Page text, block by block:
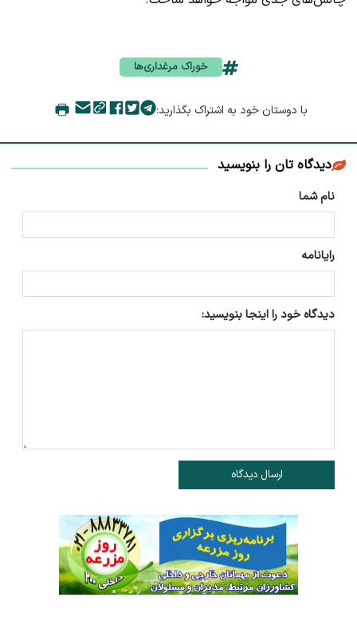
خوراک مرغداری‌ها
با دوستان خود به اشتراک بگذارید:
دیدگاه تان را بنویسید
نام شما
رایانامه
دیدگاه خود را اینجا بنویسید:
ارسال دیدگاه